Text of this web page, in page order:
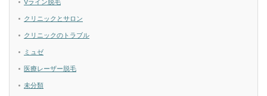
Vライン脱毛
クリニックとサロン
クリニックのトラブル
ミュゼ
医療レーザー脱毛
未分類